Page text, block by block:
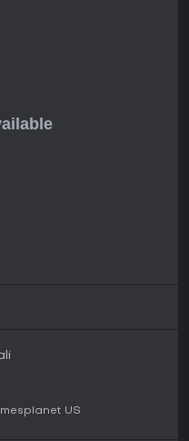
US